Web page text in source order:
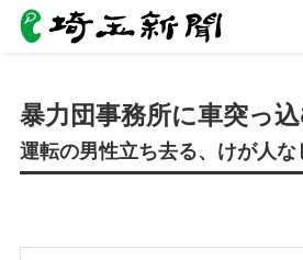
暴力団事務所に車突っ
運転の男性立ち去る、けが人な